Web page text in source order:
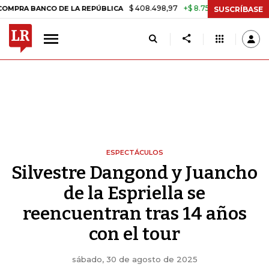
LA REPÚBLICA $ 408.498,97 +$ 8.753,81 +2,19% TASA DE USURA
SUSCRÍBASE
ESPECTÁCULOS
Silvestre Dangond y Juancho
de la Espriella se
reencuentran tras 14 años
con el tour
sábado, 30 de agosto de 2025